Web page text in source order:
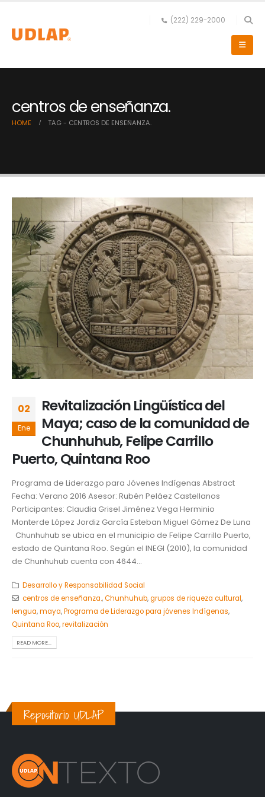
(222) 229-2000
centros de enseñanza.
HOME TAG - CENTROS DE ENSEÑANZA.
02
Ene
Revitalización Lingüística del
Maya; caso de la comunidad de
Chunhuhub, Felipe Carrillo
Puerto, Quintana Roo
Programa de Liderazgo para Jóvenes Indígenas Abstract
Fecha: Verano 2016 Asesor: Rubén Peláez Castellanos
Participantes: Claudia Grisel Jiménez Vega Herminio
Monterde López Jordiz García Esteban Miguel Gómez De Luna
Chunhuhub se ubica en el municipio de Felipe Carrillo Puerto,
estado de Quintana Roo. Según el INEGI (2010), la comunidad
de Chunhuhub cuenta con 4644...
Desarrollo y Responsabilidad Social
centros de enseñanza.,Chunhuhub,grupos de riqueza cultural,
lengua,maya,Programa de Liderazgo para jóvenes Indígenas,
Quintana Roo,revitalización
READ MORE...
Repositorio UDLAP